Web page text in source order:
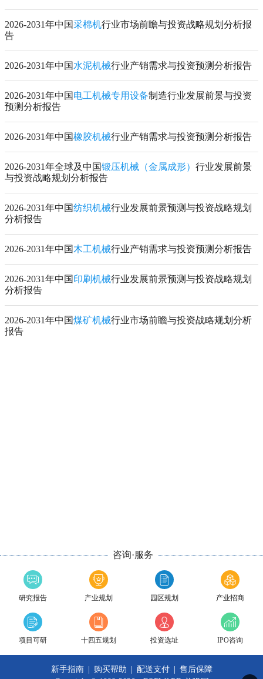
2026-2031年中国采棉机行业市场前瞻与投资战略规划分析报
告
2026-2031年中国 水泥机械行业产销需求与投资预测分析报告
2026-2031年中国 电工机械专用设备制造行业发展前景与投资
预测分析报告
2026-2031年中国橡胶机械行业产销需求与投资预测分析报告
2026-2031年全球及中国锻压机械（金属成形） 行业发展前景
与投资战略规划分析报告
2026-2031年中国纺织机械行业发展前景预测与投资战略规划
分析报告
2026-2031年中国 木工机械行业产销需求与投资预测分析报告
2026-2031年中国 印刷机械行业发展前景预测与投资战略规划
分析报告
2026-2031年中国煤矿机械行业市场前瞻与投资战略规划分析
报告
咨询·服务
研究报告 产业规划 园区规划 产业招商
项目可研 十四五规划 投资选址 IPO咨询
新手指南 购买帮助 配送支付
售后保障